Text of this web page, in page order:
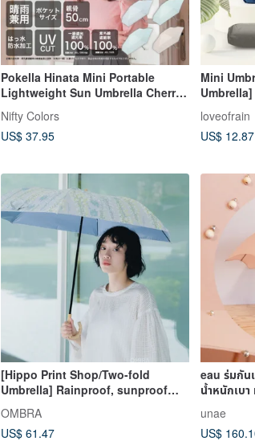
Pokella Hinata Mini Portable
Lightweight Sun Umbrella Cherry
Nifty Colors
US$ 37.95
Mini
Umbrella
loveofrain
US$ 12.87
[Hippo Print Shop/Two-fold
Umbrella] Rainproof, sunproof
and anti-UV super water-repellent
folding umbrella for both sunny
and rainy days
OMBRA
US$ 61.47
eau ร่มกัน
น้ำหนักเบ
unae
US$